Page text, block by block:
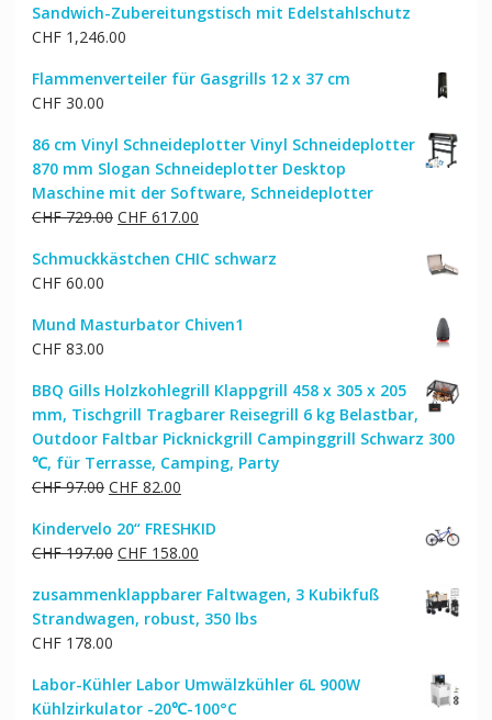
Sandwich-Zubereitungstisch mit Edelstahlschutz
CHF1,246.00
Flammenverteiler für Gasgrills 12 x 37 cm
CHF30.00
86 cm Vinyl Schneideplotter Vinyl Schneideplotter
870 mm Slogan Schneideplotter Desktop
Maschine mit der Software, Schneideplotter
CHF729.00 Ursprünglicher
war:
CHF617.00Aktueller
ist:
Schmuckkästchen CHIC schwarz
CHF60.00
Mund Masturbator Chiven1
CHF83.00
BBQ Gills Holzkohlegrill Klappgrill 458 x 305 x 205
mm, Tischgrill Tragbarer Reisegrill 6 kg Belastbar,
Outdoor Faltbar Picknickgrill Campinggrill Schwarz 300
℃, für Terrasse, Camping, Party
CHF97.00 Ursprünglicher
war:
CHF 97.00
CHF82.00Aktueller
ist:
CHF 82.00.
Kindervelo 20“ FRESHKID
CHF197.00 Ursprünglicher
war:
CHF 197.00
CHF158.00Aktueller
ist:
CHF 158.00.
zusammenklappbarer Faltwagen, 3 Kubikfuß
Strandwagen, robust, 350 lbs
CHF178.00
Labor-Kühler Labor Umwälzkühler 6L 900W
Kühlzirkulator -20℃-100°C